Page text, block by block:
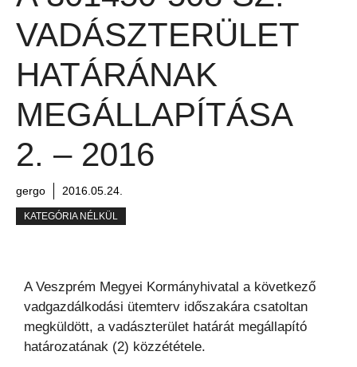
VADÁSZTERÜLET
HATÁRÁNAK
MEGÁLLAPÍTÁSA
2. – 2016
gergo 2016.05.24.
KATEGÓRIA NÉLKÜL
A Veszprém Megyei Kormányhivatal a következő
vadgazdálkodási ütemterv időszakára csatoltan
megküldött, a vadászterület határát megállapító
határozatának (2) közzététele.